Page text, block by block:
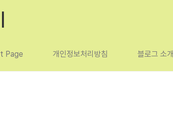
Page 개인정보처리방침 블로그 소개